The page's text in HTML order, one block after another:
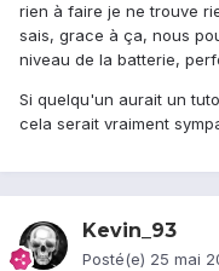
rien à faire je ne trouve
sais, grace à ça, nous
niveau de la batterie,
Si quelqu'un aurait un
cela serait vraiment
Kevin_93
Posté(e) 25 mai